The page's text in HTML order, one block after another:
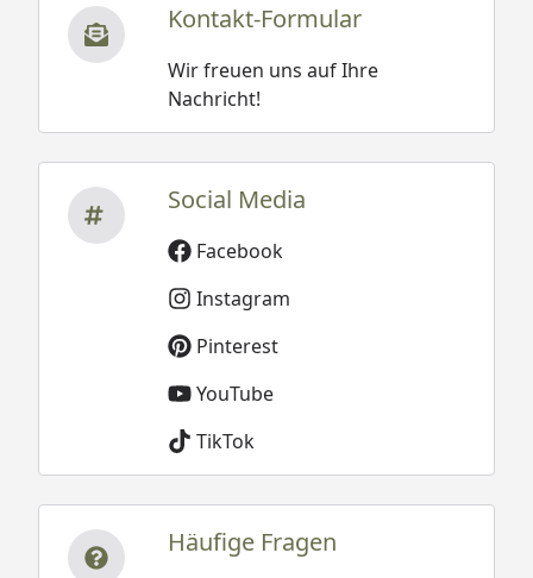
Kontakt-Formular
Wir freuen uns auf Ihre
Nachricht!
Social Media
Facebook
Instagram
Pinterest
YouTube
TikTok
Häufige Fragen